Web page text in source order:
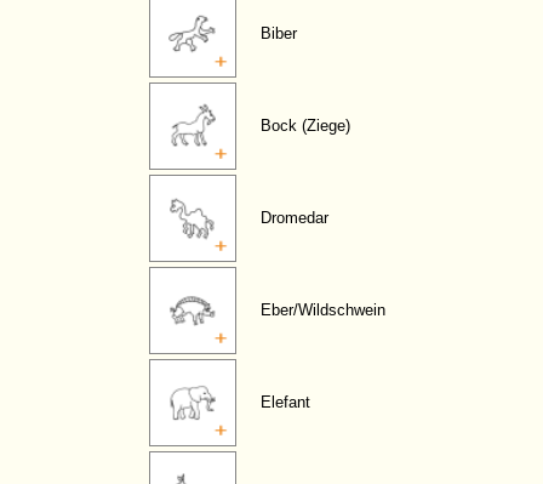
Biber
Bock (Ziege)
Dromedar
Eber/Wildschwein
Elefant